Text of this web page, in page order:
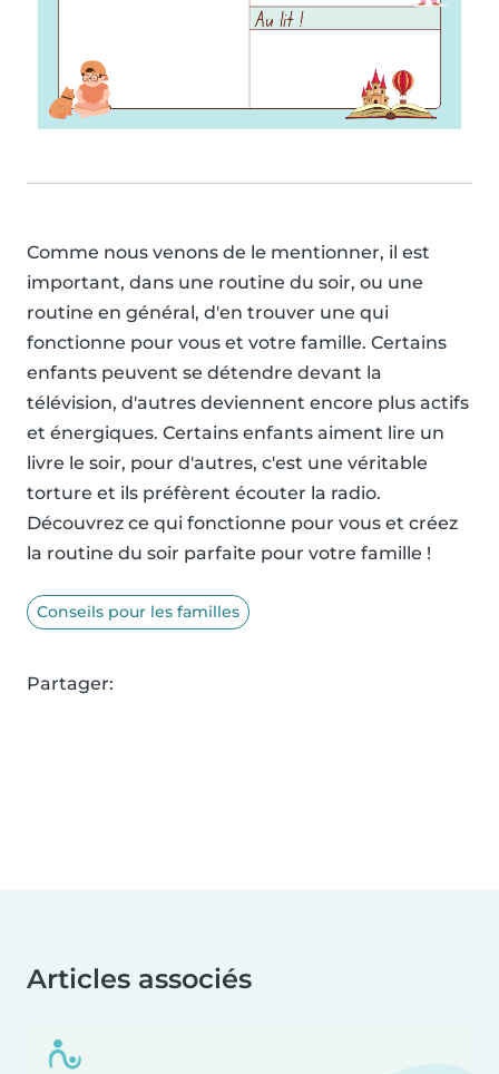
Comme nous venons de le mentionner, il est
important, dans une routine du soir, ou une
routine en général, d'en trouver une qui
fonctionne pour vous et votre famille. Certains
enfants peuvent se détendre devant la
télévision, d'autres deviennent encore plus actifs
et énergiques. Certains enfants aiment lire un
livre le soir, pour d'autres, c'est une véritable
torture et ils préfèrent écouter la radio.
Découvrez ce qui fonctionne pour vous et créez
la routine du soir parfaite pour votre famille !
Conseils pour les familles
Partager:
Articles associés